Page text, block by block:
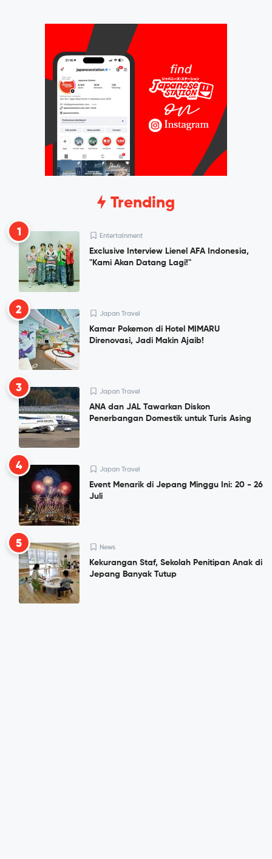
Trending
1 Entertainment
Exclusive Interview Lienel AFA Indonesia,
"Kami Akan Datang Lagi!"
2 Japan Travel
Kamar Pokemon di Hotel MIMARU
Direnovasi, Jadi Makin Ajaib!
3 Japan Travel
ANA dan JAL Tawarkan Diskon
Penerbangan Domestik untuk Turis Asing
4 Japan Travel
Event Menarik di Jepang Minggu Ini: 20 - 26
Juli
5 News
Kekurangan Staf, Sekolah Penitipan Anak di
Jepang Banyak Tutup